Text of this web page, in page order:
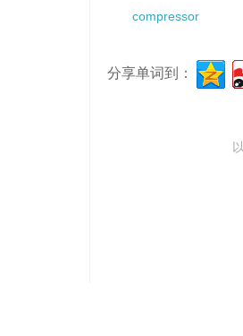
compressor
分享单词到：